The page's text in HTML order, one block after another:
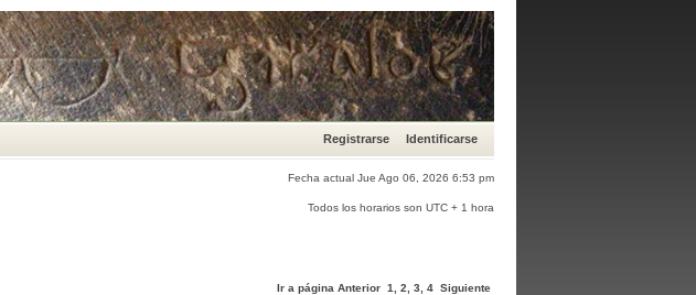
Registrarse Identificarse
Fecha actual Jue Ago 06, 2026 6:53 pm
Todos los horarios son UTC + 1 hora
Ir a página Anterior 1 2 3 4 Siguiente